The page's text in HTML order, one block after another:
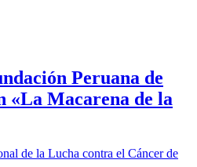
Peruana de
«La Macarena de la
de la Lucha contra el Cáncer de